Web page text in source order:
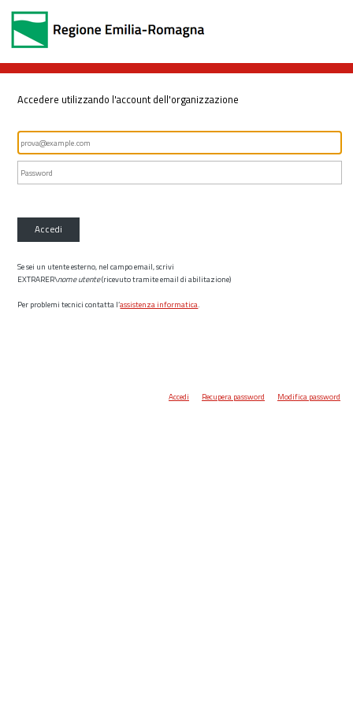
Accedere utilizzando l'account dell'organizzazione
Accedi
Se sei un utente esterno, nel campo email, scrivi
EXTRARER\nome utente(ricevuto tramite email di abilitazione)
Per problemi tecnici contatta l’assistenza informatica.
Accedi Recupera password Modifica password